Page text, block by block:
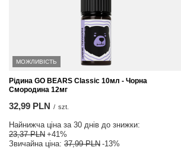
МОЖЛИВІСТЬ
Рідина GO BEARS Classic 10мл - Чорна
Смородина 12мг
32,99 PLN / szt.
Найнижча ціна за 30 днів до знижки:
23,37 PLN +41%
Звичайна ціна: 37,99 PLN -13%